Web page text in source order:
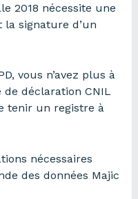
2018 nécessite une
la signature d’un
vous n’avez plus à
de déclaration CNIL
tenir un registre à
nécessaires
des données Majic